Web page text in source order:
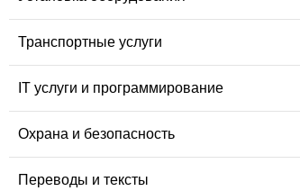
Транспортные услуги
IT услуги и программирование
Охрана и безопасность
Переводы и тексты